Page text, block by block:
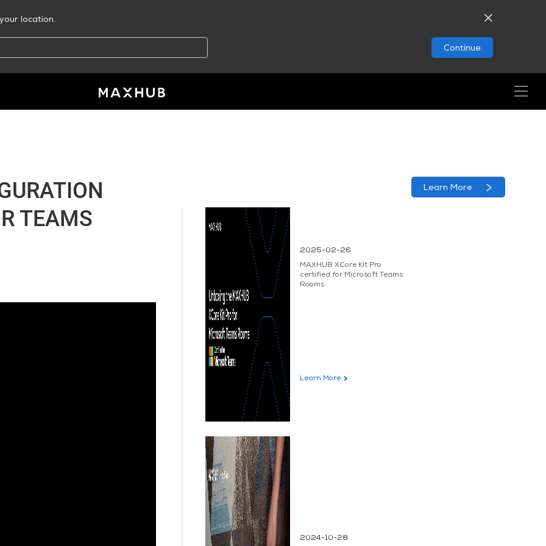
location.
Continue
TEAMS
2025-02-26
MAXHUB XCore Kit Pro
certified for Microsoft Teams
Rooms
Learn More
2024-10-28
Learn More